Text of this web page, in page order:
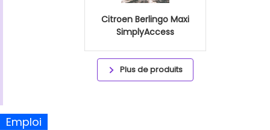
Citroen Berlingo Maxi
SimplyAccess
Plus de produits
Emploi